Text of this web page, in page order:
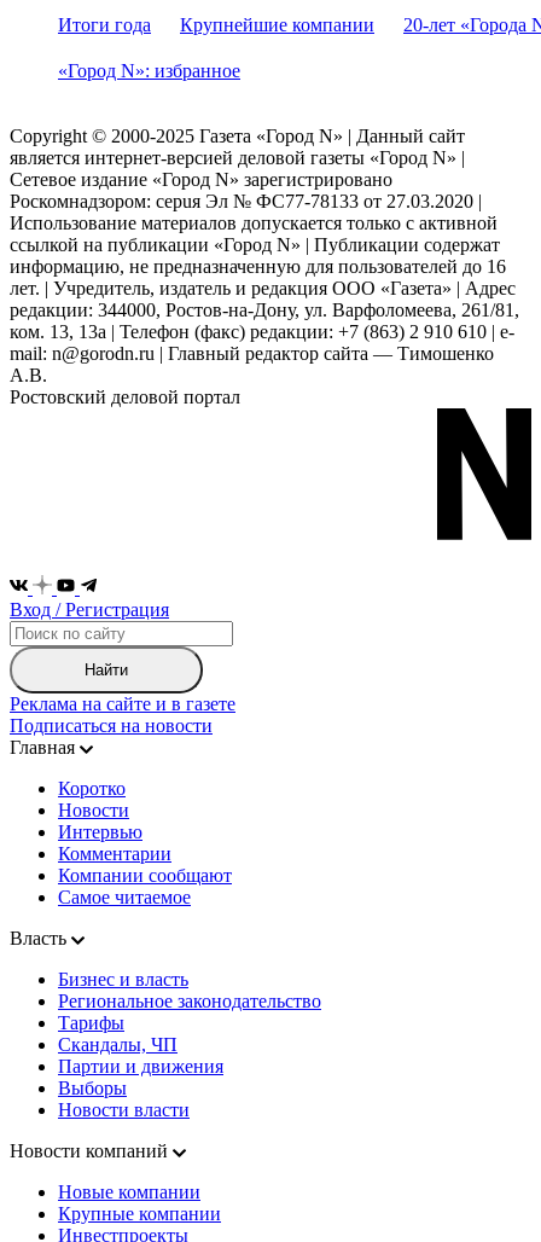
Итоги года Крупнейшие компании 20-лет «Города
«Город N»: избранное
Copyright © 2000-2025 Газета «Город N» | Данный сайт
является интернет-версией деловой газеты «Город N» |
Сетевое издание «Город N» зарегистрировано
Роскомнадзором: серuя Эл № ФС77-78133 от 27.03.2020 |
Использование материалов допускается только с активной
ссылкой на публикации «Город N» | Публикации содержат
информацию, не предназначенную для пользователей до 16
лет. | Учредитель, издатель и редакция ООО «Газета» | Адрес
редакции: 344000, Ростов-на-Дону, ул. Варфоломеева, 261/81,
ком. 13, 13а | Телефон (факс) редакции: +7 (863) 2 910 610 | e-
mail: n@gorodn.ru | Главный редактор сайта — Тимошенко
А.В.
Ростовский деловой портал
Вход / Регистрация
Найти
Реклама на сайте и в газете
Подписаться на новости
Главная
Коротко
Новости
Интервью
Комментарии
Компании сообщают
Самое читаемое
Власть
Бизнес и власть
Региональное законодательство
Тарифы
Скандалы, ЧП
Партии и движения
Выборы
Новости власти
Новости компаний
Новые компании
Крупные компании
Инвестпроекты